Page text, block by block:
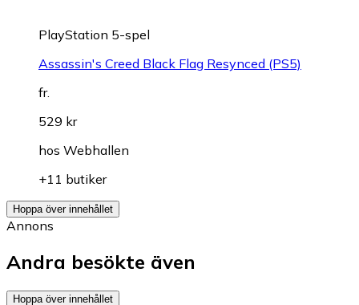
PlayStation 5-spel
Assassin's Creed Black Flag Resynced (PS5)
fr.
529 kr
hos Webhallen
+11 butiker
Hoppa över innehållet
Annons
Andra besökte även
Hoppa över innehållet